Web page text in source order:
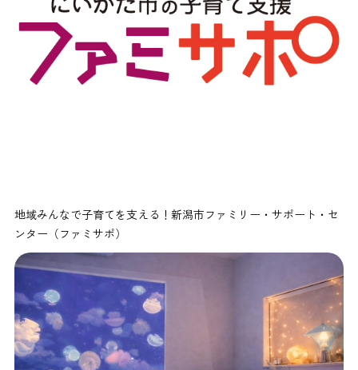
地域みんなで子育てを支える！新潟市ファミリー・サポート・セ
ンター（ファミサポ）